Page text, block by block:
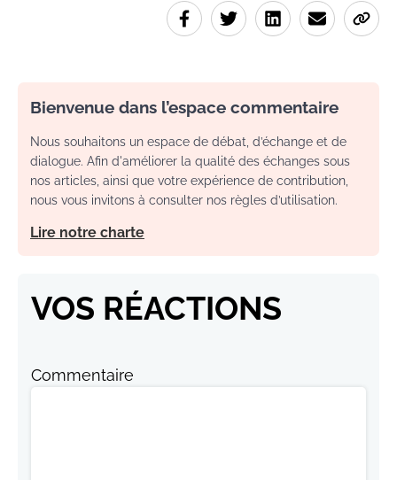
Bienvenue dans l’espace commentaire
Nous souhaitons un espace de débat, d’échange et de
dialogue. Afin d'améliorer la qualité des échanges sous
nos articles, ainsi que votre expérience de contribution,
nous vous invitons à consulter nos règles d’utilisation.
Lire notre charte
VOS RÉACTIONS
Commentaire